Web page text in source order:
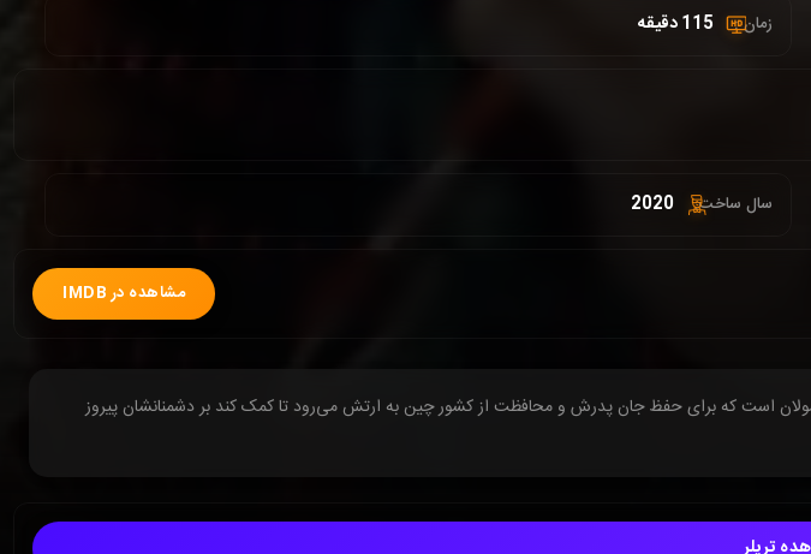
زمان : 115 دقیقه
سال ساخت: 2020
مشاهده در IMDB
است که برای حفظ جان پدرش و محافظت از کشور چین به ارتش می‌رود تا کمک کند بر دشمنانشان پیروز
تریلر